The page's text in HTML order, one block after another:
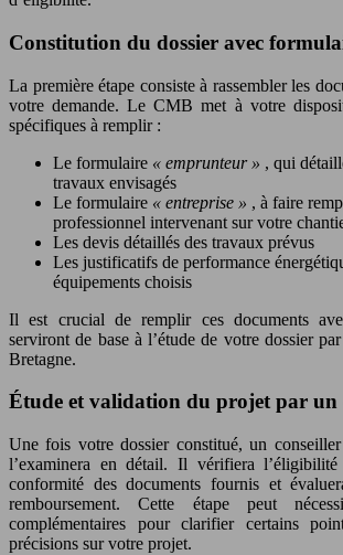
Constitution du dossier avec
La première étape consiste à rassembler les
votre demande. Le CMB met à votre
spécifiques à remplir :
Le formulaire « emprunteur » , qui
travaux envisagés
Le formulaire « entreprise » , à faire
professionnel intervenant sur votre
Les devis détaillés des travaux prévus
Les justificatifs de performance
équipements choisis
Il est crucial de remplir ces documents
serviront de base à l’étude de votre dossier
Bretagne.
Étude et validation du projet par un
Une fois votre dossier constitué, un
l’examinera en détail. Il vérifiera
conformité des documents fournis et
remboursement. Cette étape peut
complémentaires pour clarifier certains
précisions sur votre projet.